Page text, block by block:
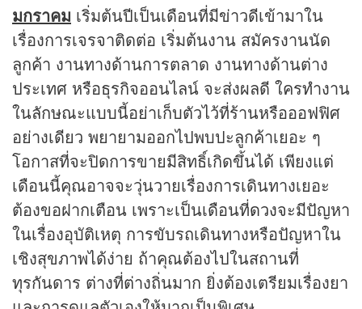
มกราคม เริ่มต้นปีเป็นเดือนที่มีข่าวดีเข้ามาใน
เรื่องการเจรจาติดต่อ เริ่มต้นงาน สมัครงานนัด
ลูกค้า งานทางด้านการตลาด งานทางด้านต่าง
ประเทศ หรือธุรกิจออนไลน์ จะส่งผลดี ใครทำงาน
ในลักษณะแบบนี้อย่าเก็บตัวไว้ที่ร้านหรือออฟฟิศ
อย่างเดียว พยายามออกไปพบปะลูกค้าเยอะ ๆ
โอกาสที่จะปิดการขายมีสิทธิ์เกิดขึ้นได้ เพียงแต่
เดือนนี้คุณอาจจะวุ่นวายเรื่องการเดินทางเยอะ
ต้องขอฝากเตือน เพราะเป็นเดือนที่ดวงจะมีปัญหา
ในเรื่องอุบัติเหตุ การขับรถเดินทางหรือปัญหาใน
เชิงสุขภาพได้ง่าย ถ้าคุณต้องไปในสถานที่
ทุรกันดาร ต่างที่ต่างถิ่นมาก ยิ่งต้องเตรียมเรื่องยา